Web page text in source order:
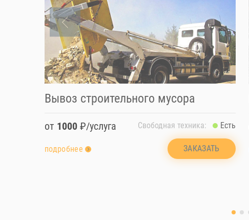
Вывоз строительного мусора
от 1000 ₽/услуга Свободная техника: Есть
подробнее ЗАКАЗАТЬ